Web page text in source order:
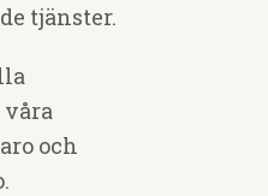
tjänster.
våra
och